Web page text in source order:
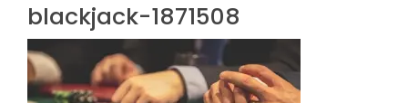
blackjack-1871508